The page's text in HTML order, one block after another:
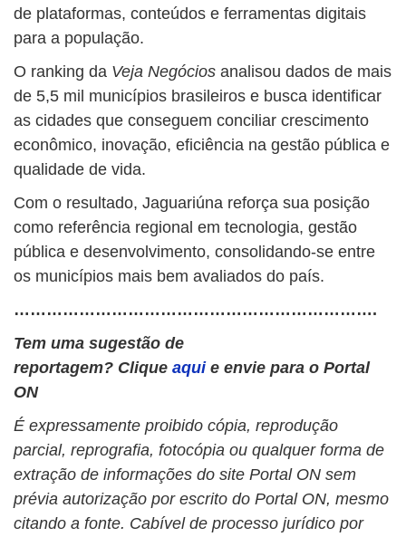
de plataformas, conteúdos e ferramentas digitais
para a população.
O ranking da Veja Negócios analisou dados de mais
de 5,5 mil municípios brasileiros e busca identificar
as cidades que conseguem conciliar crescimento
econômico, inovação, eficiência na gestão pública e
qualidade de vida.
Com o resultado, Jaguariúna reforça sua posição
como referência regional em tecnologia, gestão
pública e desenvolvimento, consolidando-se entre
os municípios mais bem avaliados do país.
………………………………………………………….
Tem uma sugestão de
reportagem? Clique aqui e envie para o Portal
ON
É expressamente proibido cópia, reprodução
parcial, reprografia, fotocópia ou qualquer forma de
extração de informações do site Portal ON sem
prévia autorização por escrito do Portal ON, mesmo
citando a fonte. Cabível de processo jurídico por